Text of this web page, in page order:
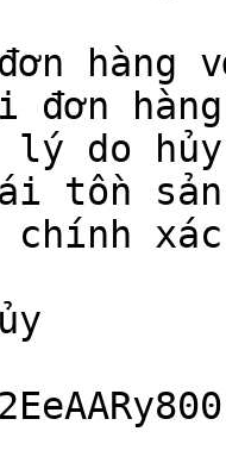
hàng
lý do
tồn sản
chính